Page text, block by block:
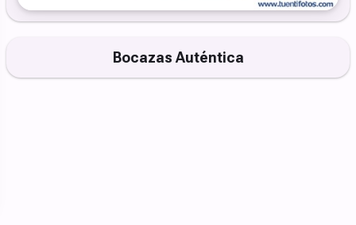
Bocazas Auténtica